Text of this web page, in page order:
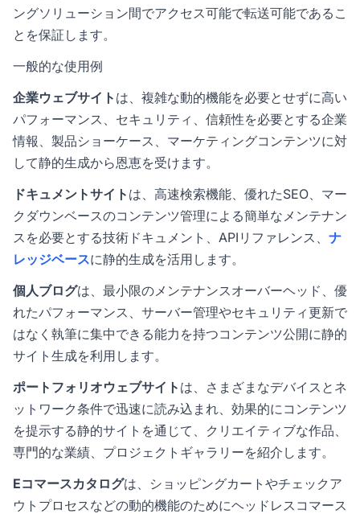
ングソリューション間でアクセス可能で転送可能であるこ
とを保証します。
一般的な使用例
企業ウェブサイト は、複雑な動的機能を必要とせずに高い
パフォーマンス、セキュリティ、信頼性を必要とする企業
情報、製品ショーケース、マーケティングコンテンツに対
して静的生成から恩恵を受けます。
ドキュメントサイト は、高速検索機能、優れたSEO、マー
クダウンベースのコンテンツ管理による簡単なメンテナン
スを必要とする技術ドキュメント、APIリファレンス、 ナ
レッジベースに静的生成を活用します。
個人ブログは、最小限のメンテナンスオーバーヘッド、優
れたパフォーマンス、サーバー管理やセキュリティ更新で
はなく執筆に集中できる能力を持つコンテンツ公開に静的
サイト生成を利用します。
ポートフォリオウェブサイト は、さまざまなデバイスとネ
ットワーク条件で迅速に読み込まれ、効果的にコンテンツ
を提示する静的サイトを通じて、クリエイティブな作品、
専門的な業績、プロジェクトギャラリーを紹介します。
Eコマースカタログは、ショッピングカートやチェックア
ウトプロセスなどの動的機能のためにヘッドレスコマース